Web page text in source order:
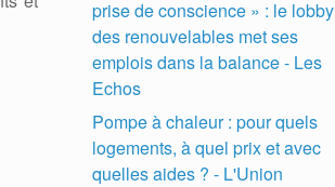
prise de conscience » : le lobby
des renouvelables met ses
emplois dans la balance - Les
Echos
Pompe à chaleur : pour quels
logements, à quel prix et avec
quelles aides ? - L'Union